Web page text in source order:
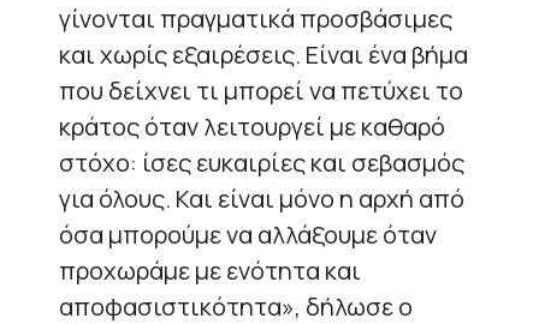
γίνονται πραγματικά προσβάσιμες
και χωρίς εξαιρέσεις. Είναι ένα βήμα
που δείχνει τι μπορεί να πετύχει το
κράτος όταν λειτουργεί με καθαρό
στόχο: ίσες ευκαιρίες και σεβασμός
για όλους. Και είναι μόνο η αρχή από
όσα μπορούμε να αλλάξουμε όταν
προχωράμε με ενότητα και
αποφασιστικότητα», δήλωσε ο